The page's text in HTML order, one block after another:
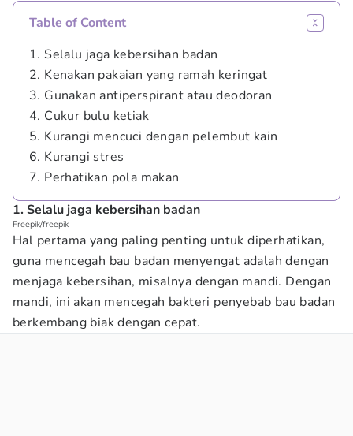
Table of Content
1. Selalu jaga kebersihan badan
2. Kenakan pakaian yang ramah keringat
3. Gunakan antiperspirant atau deodoran
4. Cukur bulu ketiak
5. Kurangi mencuci dengan pelembut kain
6. Kurangi stres
7. Perhatikan pola makan
1. Selalu jaga kebersihan badan
Freepik/freepik
Hal pertama yang paling penting untuk diperhatikan,
guna mencegah bau badan menyengat adalah dengan
menjaga kebersihan, misalnya dengan mandi. Dengan
mandi, ini akan mencegah bakteri penyebab bau badan
berkembang biak dengan cepat.